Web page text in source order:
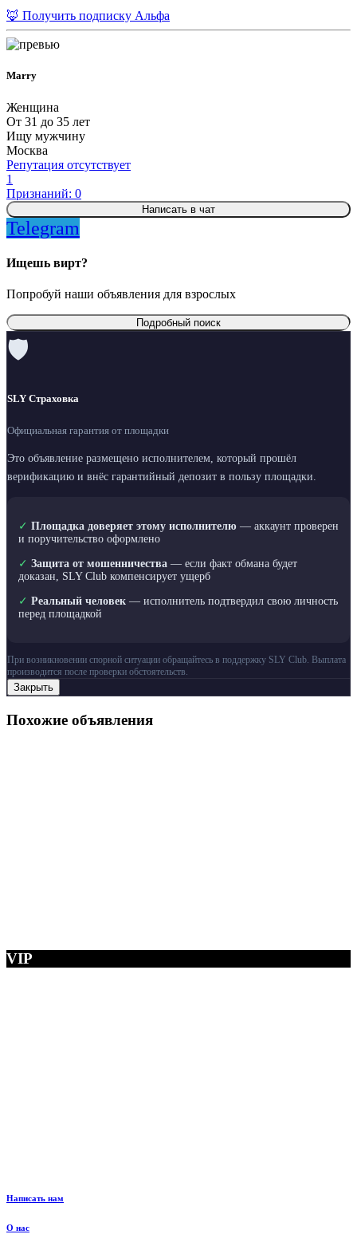
🦊 Получить подписку Альфа
Marry
Женщина
От 31 до 35 лет
Ищу мужчину
Москва
Репутация отсутствует
1
Признаний: 0
Написать в чат
Telegram
Ищешь вирт?
Попробуй наши объявления для взрослых
Подробный поиск
🛡
SLY Страховка
Официальная гарантия от площадки
Это объявление размещено исполнителем, который прошёл
верификацию и внёс гарантийный депозит в пользу площадки.
✓ Площадка доверяет этому исполнителю — аккаунт проверен
и поручительство оформлено
✓ Защита от мошенничества — если факт обмана будет
доказан, SLY Club компенсирует ущерб
✓ Реальный человек — исполнитель подтвердил свою личность
перед площадкой
При возникновении спорной ситуации обращайтесь в поддержку SLY Club. Выплата
производится после проверки обстоятельств.
Закрыть
Похожие объявления
VIP
Написать нам
О нас